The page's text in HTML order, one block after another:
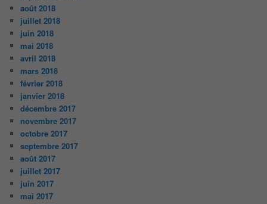
août 2018
juillet 2018
juin 2018
mai 2018
avril 2018
mars 2018
février 2018
janvier 2018
décembre 2017
novembre 2017
octobre 2017
septembre 2017
août 2017
juillet 2017
juin 2017
mai 2017